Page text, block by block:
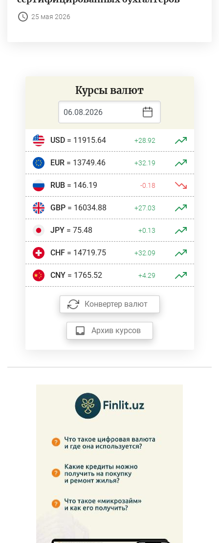
25 мая 2026
Курсы валют
USD= 11915.64 +28.92
EUR= 13749.46 +32.19
RUB= 146.19 -0.18
GBP= 16034.88 +27.03
JPY= 75.48 +0.13
CHF= 14719.75 +32.09
CNY= 1765.52 +4.29
Конвертер валют
Архив курсов